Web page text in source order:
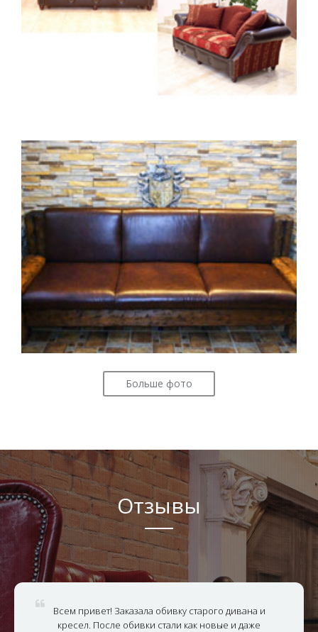
Больше фото
Отзывы
Всем привет! Заказала обивку старого дивана и
кресел. После обивки стали как новые и даже